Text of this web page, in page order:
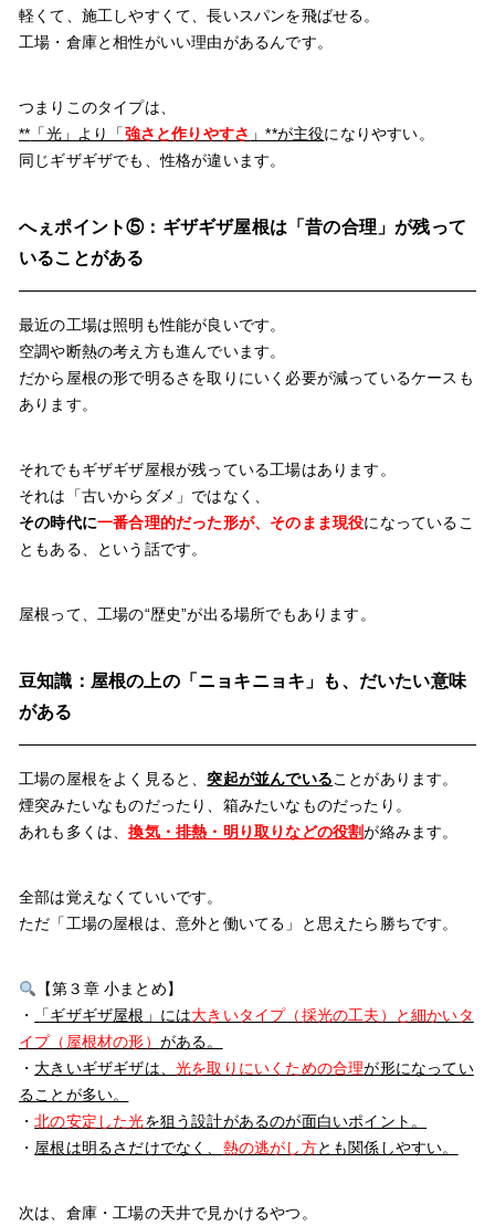
軽くて、施工しやすくて、長いスパンを飛ばせる。
工場・倉庫と相性がいい理由があるんです。
つまりこのタイプは、
** 「光」より「強さと作りやすさ 」**が主役になりやすい。
同じギザギザでも、性格が違います。
へぇポイント⑤：ギザギザ屋根は「昔の合理」が残って
いることがある
最近の工場は照明も性能が良いです。
空調や断熱の考え方も進んでいます。
だから屋根の形で明るさを取りにいく必要が減っているケースも
あります。
それでもギザギザ屋根が残っている工場はあります。
それは「古いからダメ」ではなく、
その時代に一番合理的だった形が、そのまま現役になっているこ
ともある、という話です。
屋根って、工場の“歴史”が出る場所でもあります。
豆知識：屋根の上の「ニョキニョキ」も、だいたい意味
がある
工場の屋根をよく見ると、 突起が並んでいることがあります。
煙突みたいなものだったり、箱みたいなものだったり。
あれも多くは、換気・排熱・明り取りなどの役割が絡みます。
全部は覚えなくていいです。
ただ「工場の屋根は、意外と働いてる」と思えたら勝ちです。
【第３章 小まとめ】
・
「ギザギザ屋根」には大きいタイプ（採光の工夫）と細かいタ
イプ（屋根材の形） がある。
・ 大きいギザギザは、光を取りにいくための合理が形になってい
ることが多い。
・北の安定した光を狙う設計があるのが面白いポイント。
・ 屋根は明るさだけでなく、 熱の逃がし方とも関係しやすい。
次は、倉庫・工場の天井で見かけるやつ。